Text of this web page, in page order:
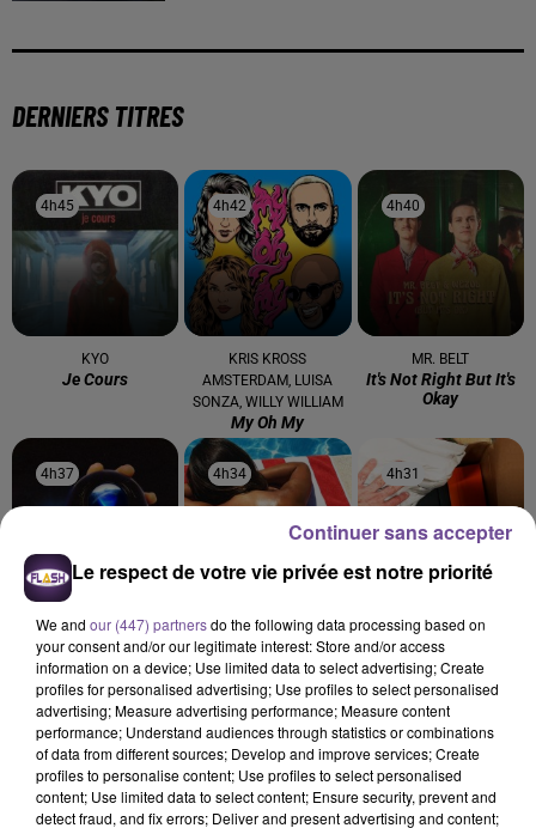
DERNIERS TITRES
4h45
4h45
KYO
Je Cours
4h42
4h42
KRIS KROSS
AMSTERDAM, LUISA
SONZA, WILLY WILLIAM
My Oh My
4h40
4h40
MR. BELT
It's Not Right But It's
Okay
4h37
4h37
DJO
End Of Beginning
4h34
4h34
GIMS
Soleil
4h31
4h31
MAROON 5
Memories
Cet élément est masqué compte-tenu du refus du
dépôt de cookies que vous avez exprimé. Si vous
Le respect de votre vie privée est notre priorité
We and our (447) partnersdo the following data processing based on
your consent and/or our legitimate interest: Store and/or access
information on a device; Use limited data to select advertising; Create
profiles for personalised advertising; Use profiles to select personalised
advertising; Measure advertising performance; Measure content
performance; Understand audiences through statistics or combinations
of data from different sources; Develop and improve services; Create
profiles to personalise content; Use profiles to select personalised
content; Use limited data to select content; Ensure security, prevent and
detect fraud, and fix errors; Deliver and present advertising and content;
Continuer sans accepter